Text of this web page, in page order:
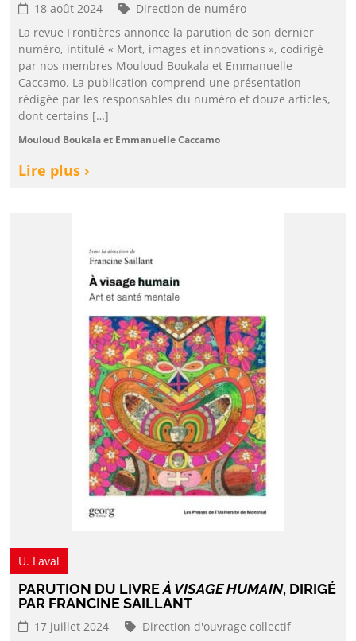
18 août 2024
Direction de numéro
La revue Frontières annonce la parution de son dernier
numéro, intitulé « Mort, images et innovations », codirigé
par nos membres Mouloud Boukala et Emmanuelle
Caccamo. La publication comprend une présentation
rédigée par les responsables du numéro et douze articles,
dont certains […]
Mouloud Boukala et Emmanuelle Caccamo
Lire plus ›
U. Laval
PARUTION DU LIVREÀ VISAGE HUMAIN, DIRIGÉ
PAR FRANCINE SAILLANT
17 juillet 2024
Direction d'ouvrage collectif